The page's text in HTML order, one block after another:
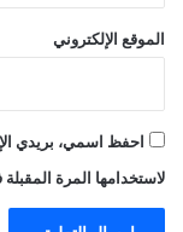
الموقع الإلكتروني
احفظ اسمي، بريدي
لاستخدامها المرة